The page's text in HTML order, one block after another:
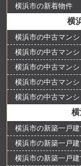
横浜市の新着物件
横
横浜市の中古マン
横浜市の中古マン
横浜市の中古マン
横浜市の中古マン
横浜市の中古マン
横浜市の新築一戸
横浜市の新築一戸
横浜市の新築一戸